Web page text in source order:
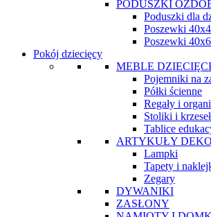
PODUSZKI
Poduszki dla
Poszewki
Poszewki
Pokój dziecięcy
MEBLE
Pojemniki na
Półki ścienne
Regały i
Stoliki i
Tablice
ARTYKUŁY
Lampki
Tapety i
Zegary
DYWANIKI
ZASŁONY